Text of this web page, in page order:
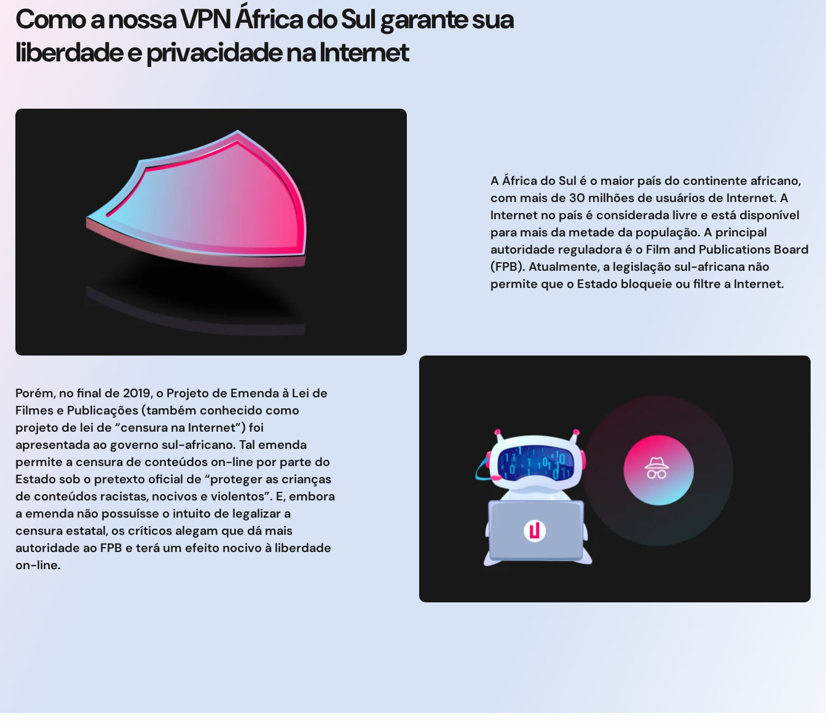
Como a nossa VPN África do Sul garante sua
liberdade e privacidade na Internet
A África do Sul é o maior país do continente africano,
com mais de 30 milhões de usuários de Internet. A
Internet no país é considerada livre e está disponível
para mais da metade da população. A principal
autoridade reguladora é o Film and Publications Board
(FPB). Atualmente, a legislação sul-africana não
permite que o Estado bloqueie ou filtre a Internet.
Porém, no final de 2019, o Projeto de Emenda à Lei de
Filmes e Publicações (também conhecido como
projeto de lei de “censura na Internet”) foi
apresentada ao governo sul-africano. Tal emenda
permite a censura de conteúdos on-line por parte do
Estado sob o pretexto oficial de “proteger as crianças
de conteúdos racistas, nocivos e violentos”. E, embora
a emenda não possuísse o intuito de legalizar a
censura estatal, os críticos alegam que dá mais
autoridade ao FPB e terá um efeito nocivo à liberdade
on-line.